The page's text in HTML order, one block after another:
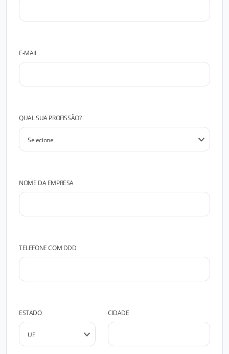
E-MAIL
QUAL SUA PROFISSÃO?
NOME DA EMPRESA
TELEFONE COM DDD
ESTADO CIDADE